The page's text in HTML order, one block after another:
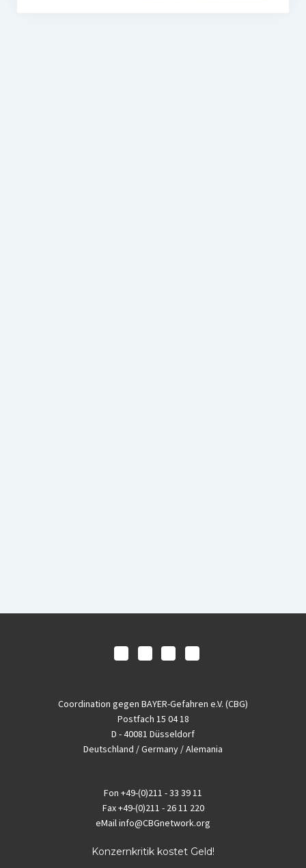
Coordination gegen BAYER-Gefahren e.V. (CBG)
Postfach 15 04 18
D - 40081 Düsseldorf
Deutschland / Germany / Alemania
Fon +49-(0)211 - 33 39 11
Fax+49-(0)211 - 26 11 220
eMailinfo@CBGnetwork.org
Konzernkritik kostet Geld!